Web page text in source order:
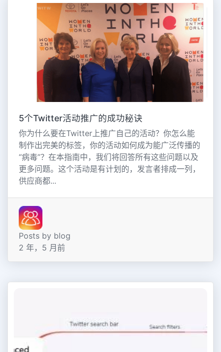
5个Twitter活动推广的成功秘诀
你为什么要在Twitter上推广自己的活动？你怎么能
制作出完美的标签，你的活动如何成为能广泛传播的
“病毒”？在本指南中，我们将回答所有这些问题以及
更多问题。这个活动是有计划的，发言者排成一列，
供应商都...
Posts by blog
2 年，5 月前